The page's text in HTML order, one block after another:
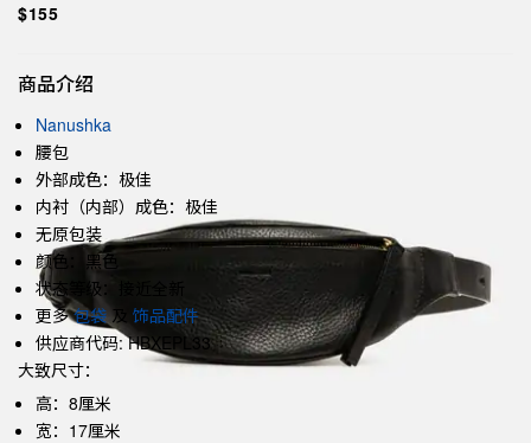
$155
商品介绍
Nanushka
腰包
外部成色：极佳
内衬（内部）成色：极佳
无原包装
颜色：黑色
状态等级：接近全新
更多包袋及 饰品配件
供应商代码: HBXEPL33
大致尺寸：
高：8厘米
宽：17厘米